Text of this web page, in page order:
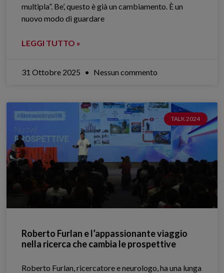
multipla”. Be’, questo è già un cambiamento. È un
nuovo modo di guardare
LEGGI TUTTO »
31 Ottobre 2025 Nessun commento
TALK 2024
Roberto Furlan e l’appassionante viaggio
nella ricerca che cambia le prospettive
Roberto Furlan, ricercatore e neurologo, ha una lunga